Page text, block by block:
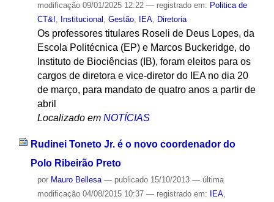
modificação09/01/2025 12:22 — registrado em: Politica de
CT&I , Institucional , Gestão, IEA, Diretoria
Os professores titulares Roseli de Deus Lopes, da
Escola Politécnica (EP) e Marcos Buckeridge, do
Instituto de Biociências (IB), foram eleitos para os
cargos de diretora e vice-diretor do IEA no dia 20
de março, para mandato de quatro anos a partir de
abril
Localizado em NOTÍCIAS
Rudinei Toneto Jr. é o novo coordenador do
Polo Ribeirão Preto
por Mauro Bellesa — publicado15/10/2013 — última
modificação04/08/2015 10:37 — registrado em: IEA,